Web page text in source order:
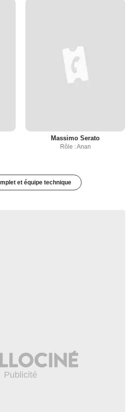
Massimo Serato
Rôle : Anan
et équipe technique